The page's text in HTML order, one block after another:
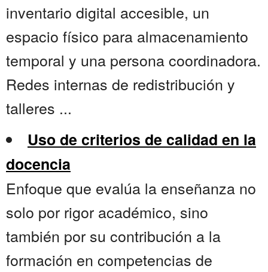
inventario digital accesible, un
espacio físico para almacenamiento
temporal y una persona coordinadora.
Redes internas de redistribución y
talleres ...
Uso de criterios de calidad en la
docencia
Enfoque que evalúa la enseñanza no
solo por rigor académico, sino
también por su contribución a la
formación en competencias de